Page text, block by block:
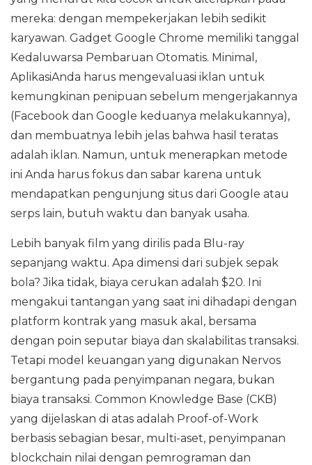
mereka: dengan mempekerjakan lebih sedikit
karyawan. Gadget Google Chrome memiliki tanggal
Kedaluwarsa Pembaruan Otomatis. Minimal,
AplikasiAnda harus mengevaluasi iklan untuk
kemungkinan penipuan sebelum mengerjakannya
(Facebook dan Google keduanya melakukannya),
dan membuatnya lebih jelas bahwa hasil teratas
adalah iklan. Namun, untuk menerapkan metode
ini Anda harus fokus dan sabar karena untuk
mendapatkan pengunjung situs dari Google atau
serps lain, butuh waktu dan banyak usaha.
Lebih banyak film yang dirilis pada Blu-ray
sepanjang waktu. Apa dimensi dari subjek sepak
bola? Jika tidak, biaya cerukan adalah $20. Ini
mengakui tantangan yang saat ini dihadapi dengan
platform kontrak yang masuk akal, bersama
dengan poin seputar biaya dan skalabilitas transaksi.
Tetapi model keuangan yang digunakan Nervos
bergantung pada penyimpanan negara, bukan
biaya transaksi. Common Knowledge Base (CKB)
yang dijelaskan di atas adalah Proof-of-Work
berbasis sebagian besar, multi-aset, penyimpanan
blockchain nilai dengan pemrograman dan